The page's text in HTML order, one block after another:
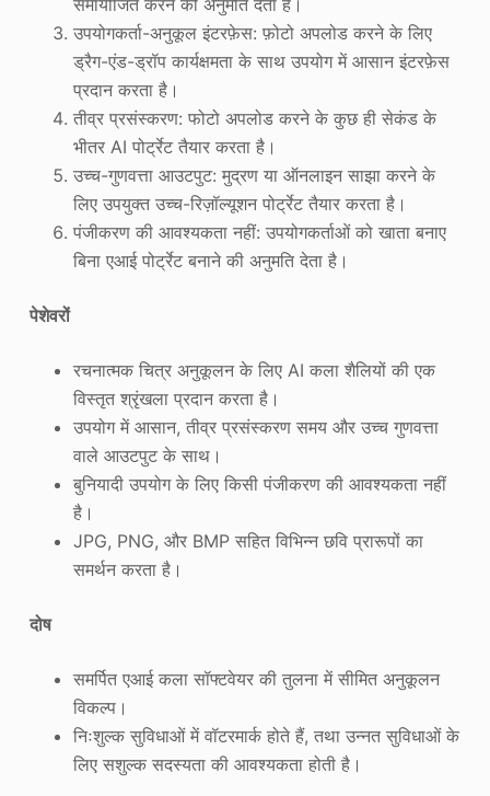
समायोजित करने की अनुमति देता है।
उपयोगकर्ता-अनुकूल इंटरफ़ेस: फ़ोटो अपलोड करने के लिए
ड्रैग-एंड-ड्रॉप कार्यक्षमता के साथ उपयोग में आसान इंटरफ़ेस
प्रदान करता है।
तीव्र प्रसंस्करण: फोटो अपलोड करने के कुछ ही सेकंड के
भीतर AI पोर्ट्रेट तैयार करता है।
उच्च-गुणवत्ता आउटपुट: मुद्रण या ऑनलाइन साझा करने के
लिए उपयुक्त उच्च-रिज़ॉल्यूशन पोर्ट्रेट तैयार करता है।
पंजीकरण की आवश्यकता नहीं: उपयोगकर्ताओं को खाता बनाए
बिना एआई पोर्ट्रेट बनाने की अनुमति देता है।
पेशेवरों
रचनात्मक चित्र अनुकूलन के लिए AI कला शैलियों की एक
विस्तृत श्रृंखला प्रदान करता है।
उपयोग में आसान, तीव्र प्रसंस्करण समय और उच्च गुणवत्ता
वाले आउटपुट के साथ।
बुनियादी उपयोग के लिए किसी पंजीकरण की आवश्यकता नहीं
है।
JPG, PNG, और BMP सहित विभिन्न छवि प्रारूपों का
समर्थन करता है।
दोष
समर्पित एआई कला सॉफ्टवेयर की तुलना में सीमित अनुकूलन
विकल्प।
निःशुल्क सुविधाओं में वॉटरमार्क होते हैं, तथा उन्नत सुविधाओं के
लिए सशुल्क सदस्यता की आवश्यकता होती है।